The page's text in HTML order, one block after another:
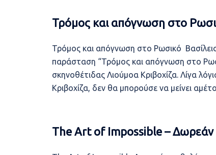
Τρόμος και απόγνωση στο
Τρόμος και απόγνωση στο Ρωσικό
παράσταση “Τρόμος και απόγνωση στο
σκηνοθέτιδας Λιούμοα Κριβοχίζα. Λίγα
Κριβοχίζα, δεν θα μπορούσε να μείνει
The Art of Impossible –